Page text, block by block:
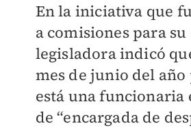
En la iniciativa que
a comisiones para
legisladora indicó
mes de junio del año
está una funcionaria
de “encargada de